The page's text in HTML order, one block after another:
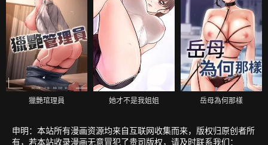
獵艷琯理員 她才不是我姐姐 岳母為何那樣
申明：本站所有漫画资源均来自互联网收集而来，版权归原创者所
有，若本站收录漫画无意冒犯了贵司版权，请及时联系我们：